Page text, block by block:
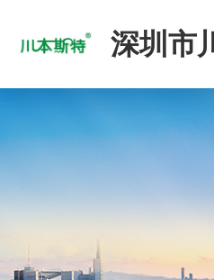
深圳市
公司